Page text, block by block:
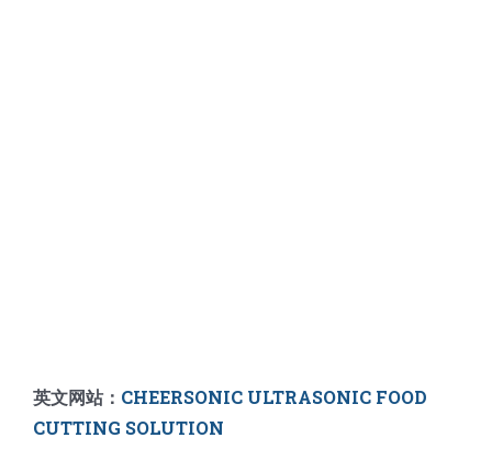
英文网站： CHEERSONIC ULTRASONIC FOOD
CUTTING SOLUTION